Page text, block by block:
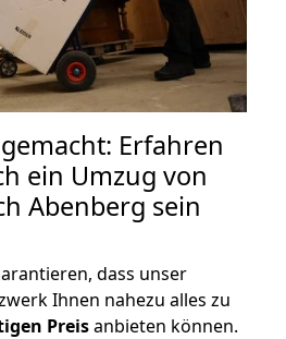
Erfahren
ein Umzug von
Abenberg sein
dass unser
Ihnen nahezu alles zu
Preisanbieten können.